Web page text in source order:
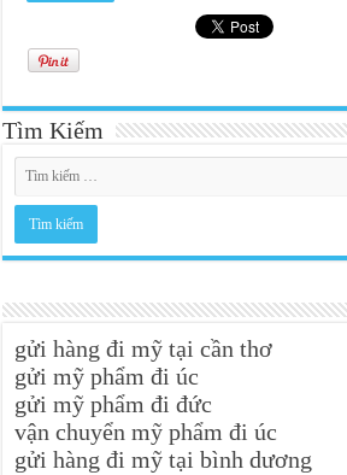
Tìm Kiếm
gửi hàng đi mỹ tại cần thơ
gửi mỹ phẩm đi úc
gửi mỹ phẩm đi đức
vận chuyển mỹ phẩm đi úc
gửi hàng đi mỹ tại bình dương